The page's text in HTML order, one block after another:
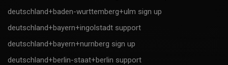
deutschland+baden-wurttemberg+ulm sign up
deutschland+bayern+ingolstadt support
deutschland+bayern+nurnberg sign up
deutschland+berlin-staat+berlin support